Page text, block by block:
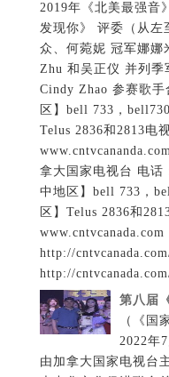
2019年《北美最强音
发现你》 评委（从左
众、何菀妮 冠军娜娜
Zhu 和吴正仪 并列季
Cindy Zhao 参赛歌
区】bell 733，
Telus 2836和2813电
拿大国家电视台 电话
中地区】bell 733，
区】Telus 2836和
www.cntvcanada.com
http://
http://
第八届
（《国
2022年
由加拿大国家电视台